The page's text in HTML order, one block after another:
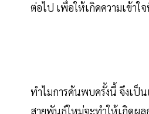
ต่อไป เพื่อให้เกิดความเข้าใ
ทำไมการค้นพบครั้งนี้ จึงเป็
สายพันธุ์ใหม่จะทำให้เกิดผ